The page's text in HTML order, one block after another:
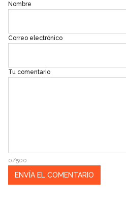
Nombre
Correo electrónico
Tu comentario
0/500